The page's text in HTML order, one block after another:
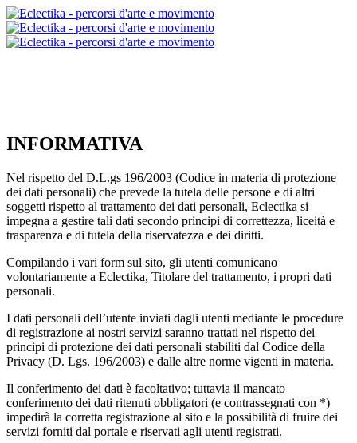
INFORMATIVA
Nel rispetto del D.L.gs 196/2003 (Codice in materia di protezione
dei dati personali) che prevede la tutela delle persone e di altri
soggetti rispetto al trattamento dei dati personali, Eclectika si
impegna a gestire tali dati secondo principi di correttezza, liceità e
trasparenza e di tutela della riservatezza e dei diritti.
Compilando i vari form sul sito, gli utenti comunicano
volontariamente a Eclectika, Titolare del trattamento, i propri dati
personali.
I dati personali dell’utente inviati dagli utenti mediante le procedure
di registrazione ai nostri servizi saranno trattati nel rispetto dei
principi di protezione dei dati personali stabiliti dal Codice della
Privacy (D. Lgs. 196/2003) e dalle altre norme vigenti in materia.
Il conferimento dei dati è facoltativo; tuttavia il mancato
conferimento dei dati ritenuti obbligatori (e contrassegnati con *)
impedirà la corretta registrazione al sito e la possibilità di fruire dei
servizi forniti dal portale e riservati agli utenti registrati.